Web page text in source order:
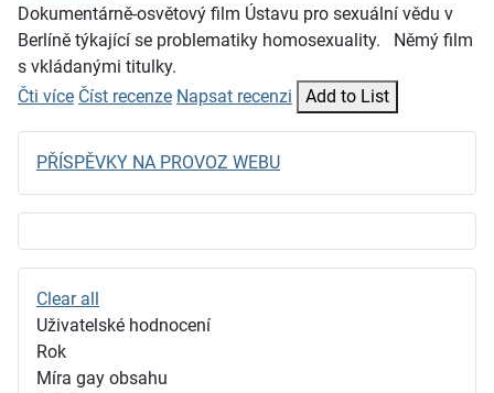
Dokumentárně-osvětový film Ústavu pro sexuální vědu v
Berlíně týkající se problematiky homosexuality. Němý film
s vkládanými titulky.
Čti více Číst recenze Napsat recenzi Add to List
PŘÍSPĚVKY NA PROVOZ WEBU
Clear all
Uživatelské hodnocení
Rok
Míra gay obsahu